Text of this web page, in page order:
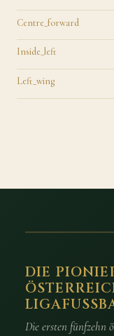
Centre_forward
Inside_left
Left_wing
DIE
Die ersten fünfzehn